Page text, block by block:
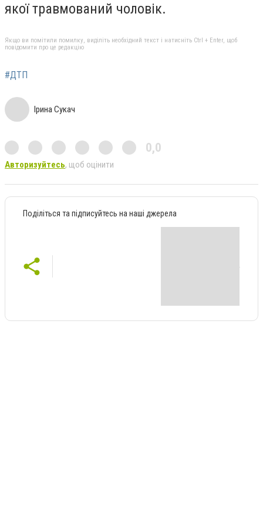
якої травмований чоловік.
Якщо ви помітили помилку, виділіть необхідний текст і натисніть Ctrl + Enter, щоб
повідомити про це редакцію
#ДТП
Ірина Сукач
0,0
Авторизуйтесь, щоб оцінити
Поділіться та підписуйтесь на наші джерела